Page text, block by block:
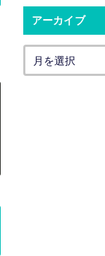
アーカイブ